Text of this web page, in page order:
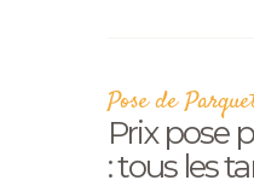
Pose de
Prix pose
: tous les